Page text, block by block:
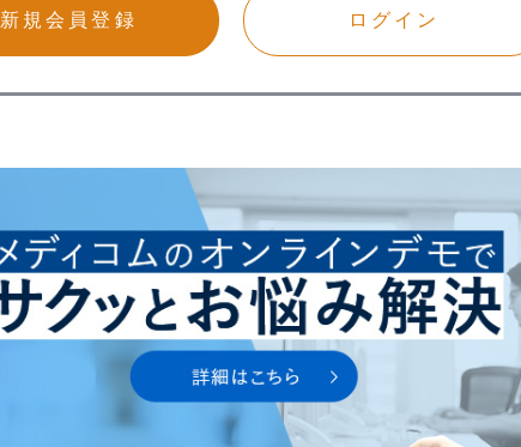
新規会員登録 ログイン